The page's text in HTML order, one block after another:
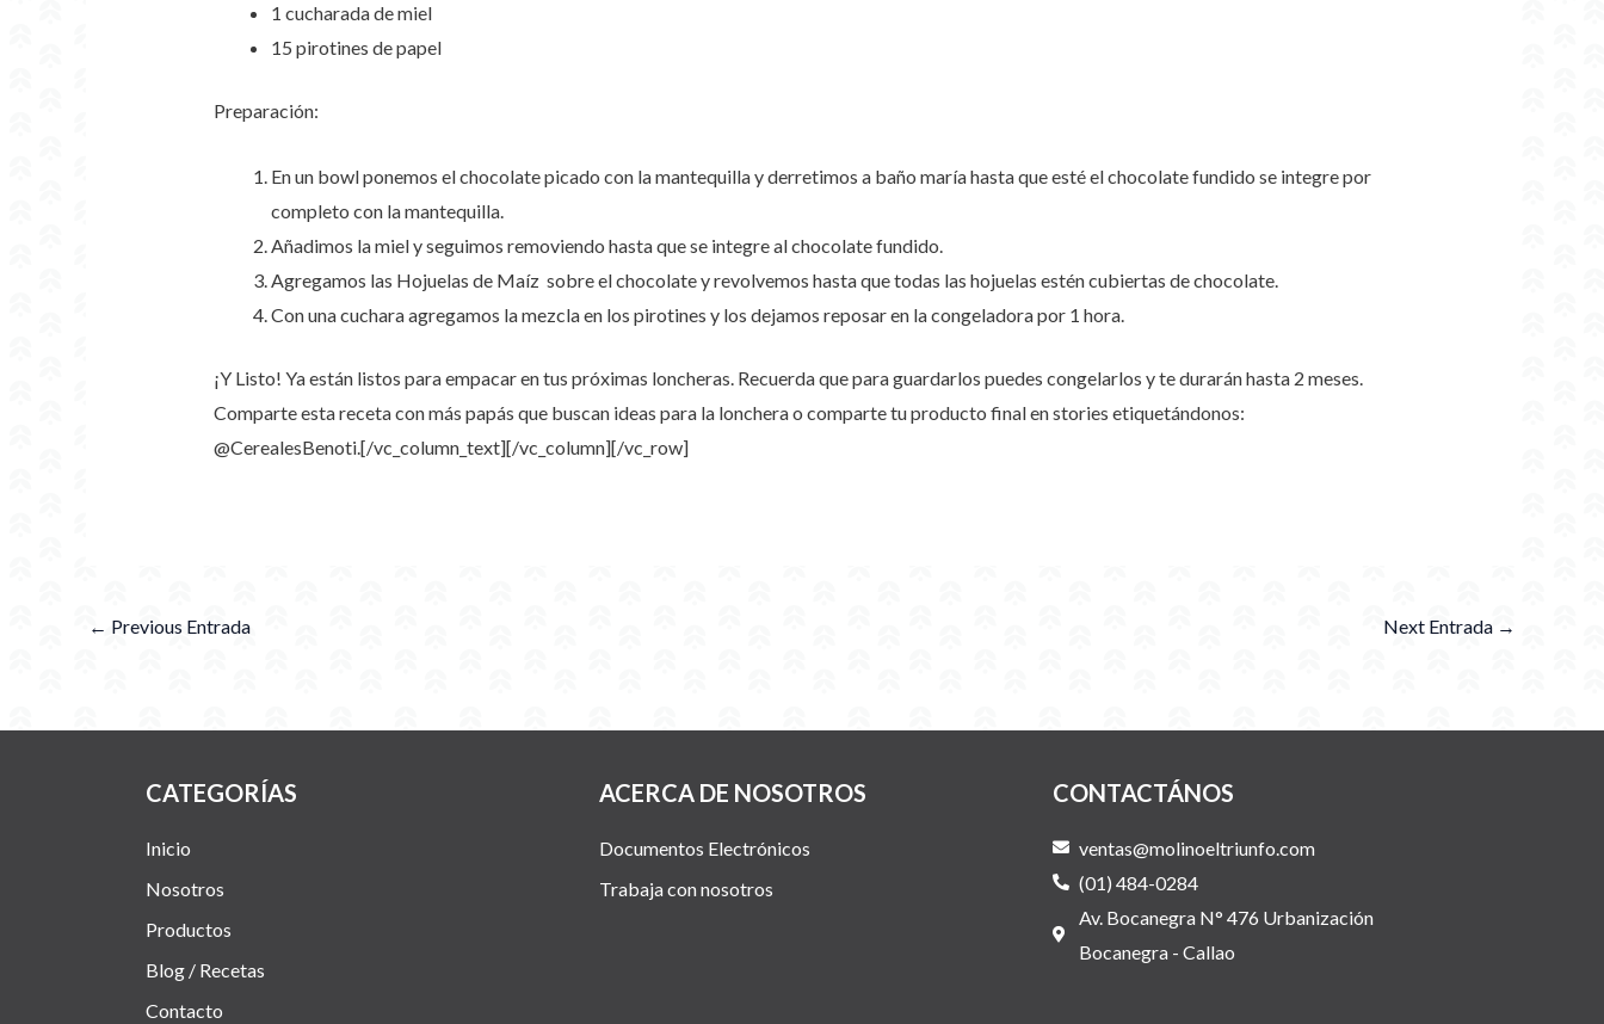
1 cucharada de miel
15 pirotines de papel
Preparación:
En un bowl ponemos el chocolate picado con la mantequilla y derretimos a baño maría hasta que esté el chocolate fundido se integre por
completo con la mantequilla.
Añadimos la miel y seguimos removiendo hasta que se integre al chocolate fundido.
Agregamos las Hojuelas de Maíz sobre el chocolate y revolvemos hasta que todas las hojuelas estén cubiertas de chocolate.
Con una cuchara agregamos la mezcla en los pirotines y los dejamos reposar en la congeladora por 1 hora.
¡Y Listo! Ya están listos para empacar en tus próximas loncheras. Recuerda que para guardarlos puedes congelarlos y te durarán hasta 2 meses.
Comparte esta receta con más papás que buscan ideas para la lonchera o comparte tu producto final en stories etiquetándonos:
@CerealesBenoti.[/vc_column_text][/vc_column][/vc_row]
← Previous Entrada Next Entrada →
CATEGORÍAS
Inicio
Nosotros
Productos
Blog / Recetas
Contacto
ACERCA DE NOSOTROS
Documentos Electrónicos
Trabaja con nosotros
CONTACTÁNOS
ventas@molinoeltriunfo.com
(01) 484-0284
Av. Bocanegra N° 476 Urbanización
Bocanegra - Callao